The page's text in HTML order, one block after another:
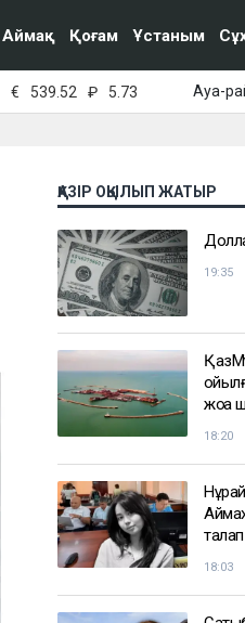
Аймақ Қоғам Ұстаным
€ 539.52 ₽ 5.73 Ауа-
ҚАЗІР ОҚЫЛЫП ЖАТЫР
19:35
18:20
талап
18:03